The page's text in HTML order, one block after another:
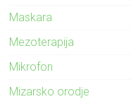
Maskara
Mezoterapija
Mikrofon
Mizarsko orodje